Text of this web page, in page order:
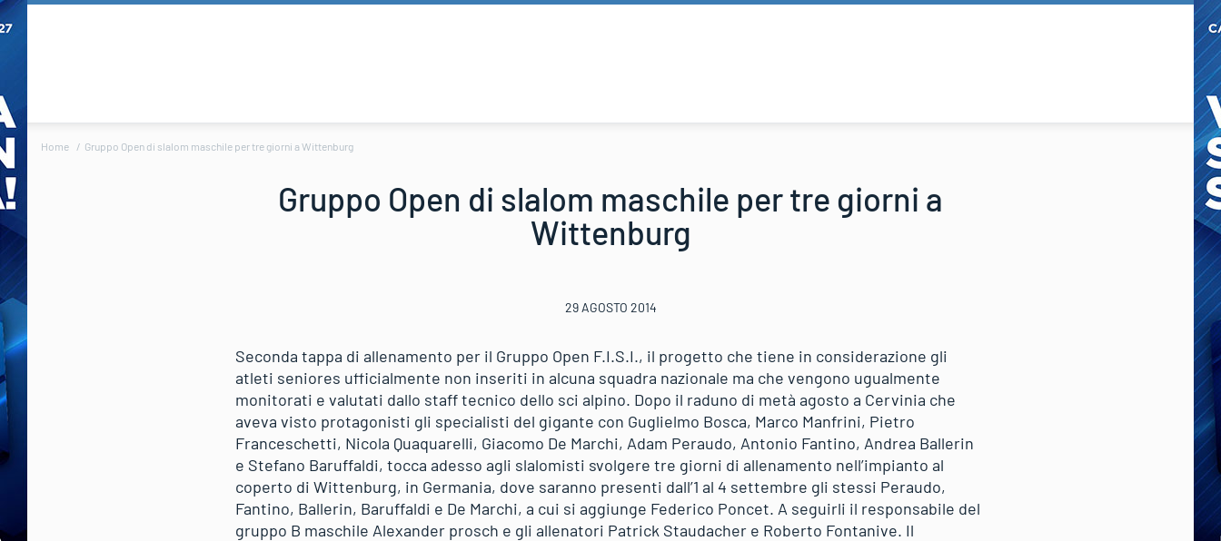
Home Gruppo Open di slalom maschile per tre giorni a Wittenburg
Gruppo Open di slalom maschile per tre giorni a
Wittenburg
29 AGOSTO 2014
Seconda tappa di allenamento per il Gruppo Open F.I.S.I., il progetto che tiene in considerazione gli
atleti seniores ufficialmente non inseriti in alcuna squadra nazionale ma che vengono ugualmente
monitorati e valutati dallo staff tecnico dello sci alpino. Dopo il raduno di metà agosto a Cervinia che
aveva visto protagonisti gli specialisti del gigante con Guglielmo Bosca, Marco Manfrini, Pietro
Franceschetti, Nicola Quaquarelli, Giacomo De Marchi, Adam Peraudo, Antonio Fantino, Andrea Ballerin
e Stefano Baruffaldi, tocca adesso agli slalomisti svolgere tre giorni di allenamento nell’impianto al
coperto di Wittenburg, in Germania, dove saranno presenti dall’1 al 4 settembre gli stessi Peraudo,
Fantino, Ballerin, Baruffaldi e De Marchi, a cui si aggiunge Federico Poncet. A seguirli il responsabile del
gruppo B maschile Alexander prosch e gli allenatori Patrick Staudacher e Roberto Fontanive. Il